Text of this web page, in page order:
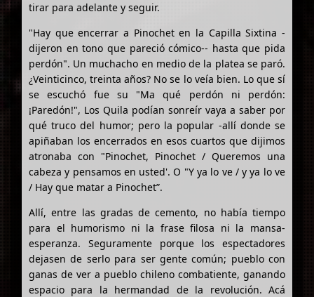
tirar para adelante y seguir.
"Hay que encerrar a Pinochet en la Capilla Sixtina -
dijeron en tono que pareció cómico-- hasta que pida
perdón". Un muchacho en medio de la platea se paró.
¿Veinticinco, treinta años? No se lo veía bien. Lo que sí
se escuchó fue su "Ma qué perdón ni perdón:
¡Paredón!", Los Quila podían sonreír vaya a saber por
qué truco del humor; pero la popular -allí donde se
apiñaban los encerrados en esos cuartos que dijimos
atronaba con "Pinochet, Pinochet / Queremos una
cabeza y pensamos en usted'. O "Y ya lo ve / y ya lo ve
/ Hay que matar a Pinochet”.
Allí, entre las gradas de cemento, no había tiempo
para el humorismo ni la frase filosa ni la mansa-
esperanza. Seguramente porque los espectadores
dejasen de serlo para ser gente común; pueblo con
ganas de ver a pueblo chileno combatiente, ganando
espacio para la hermandad de la revolución. Acá